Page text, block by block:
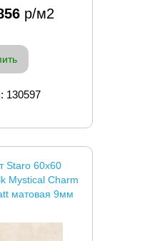
р/м2
130597
Staro 60x60
Mystical Charm
матовая 9мм